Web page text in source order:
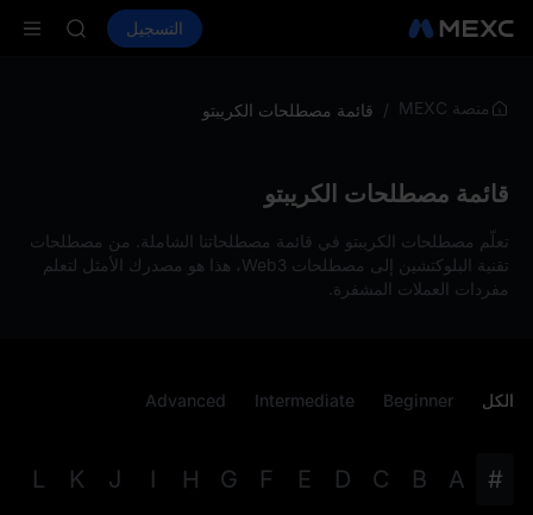
الأسواق العقود الفوريةالتسجيل
مستقبل Unitree مباشر الآن
منصة MEXC / قائمة مصطلحات الكريبتو
قائمة مصطلحات الكريبتو
تعلّم مصطلحات الكريبتو في قائمة مصطلحاتنا الشاملة. من مصطلحات
تقنية البلوكتشين إلى مصطلحات Web3، هذا هو مصدرك الأمثل لتعلم
مفردات العملات المشفرة.
الكل Beginner
Intermediate
Advanced
#
A
B
C
D
E
F
G
H
I
J
K
L